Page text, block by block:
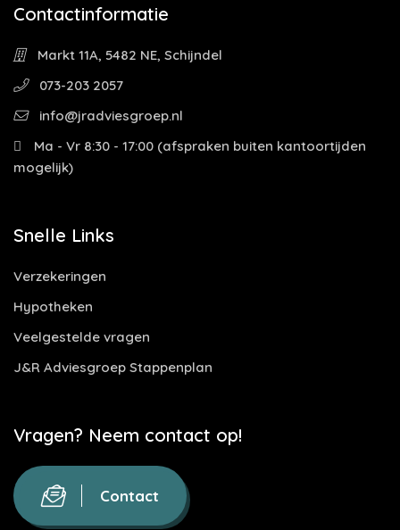
Contactinformatie
Markt 11A, 5482 NE, Schijndel
073-203 2057
info@jradviesgroep.nl
Ma - Vr 8:30 - 17:00 (afspraken buiten kantoortijden
mogelijk)
Snelle Links
Verzekeringen
Hypotheken
Veelgestelde vragen
J&R Adviesgroep Stappenplan
Vragen? Neem contact op!
Contact